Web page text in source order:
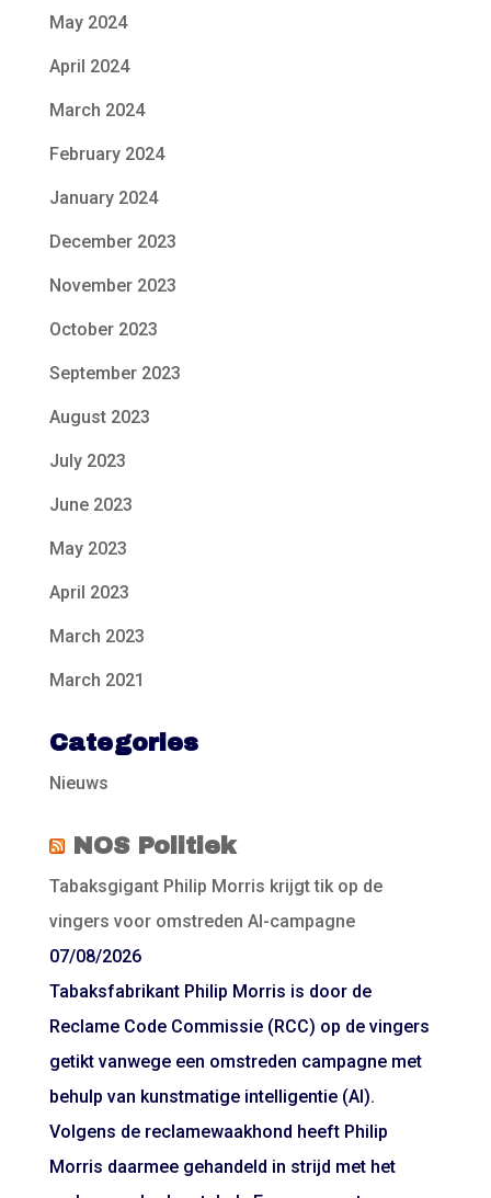
May 2024
April 2024
March 2024
February 2024
January 2024
December 2023
November 2023
October 2023
September 2023
August 2023
July 2023
June 2023
May 2023
April 2023
March 2023
March 2021
Categories
Nieuws
NOS Politiek
Tabaksgigant Philip Morris krijgt tik op de
vingers voor omstreden AI-campagne
07/08/2026
Tabaksfabrikant Philip Morris is door de
Reclame Code Commissie (RCC) op de vingers
getikt vanwege een omstreden campagne met
behulp van kunstmatige intelligentie (AI).
Volgens de reclamewaakhond heeft Philip
Morris daarmee gehandeld in strijd met het